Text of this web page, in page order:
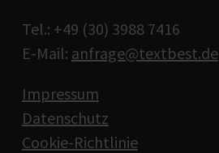
Tel.: +49 (30) 3988 7416
E-Mail: anfrage@textbest.de
Impressum
Datenschutz
Cookie-Richtlinie